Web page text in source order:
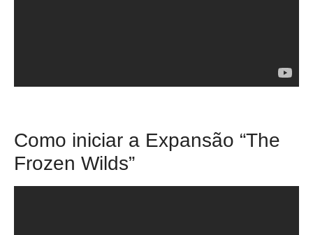
Como iniciar a Expansão “The
Frozen Wilds”